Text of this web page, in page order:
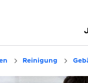
Reinigung